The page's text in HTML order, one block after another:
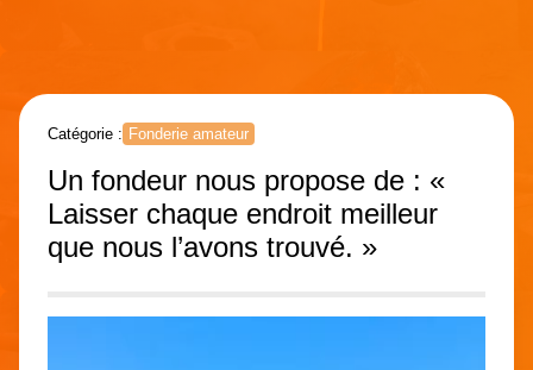
Catégorie : Fonderie amateur
Un fondeur nous propose de : «
Laisser chaque endroit meilleur
que nous l’avons trouvé. »